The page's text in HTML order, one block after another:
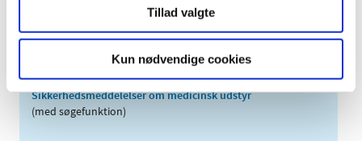
Tillad valgte
Kun nødvendige cookies
Meddelelser om forsyning af medicin til mennesker og dyr
(med søgefunktion)
Sikkerhedsmeddelelser om medicinsk udstyr
(med søgefunktion)